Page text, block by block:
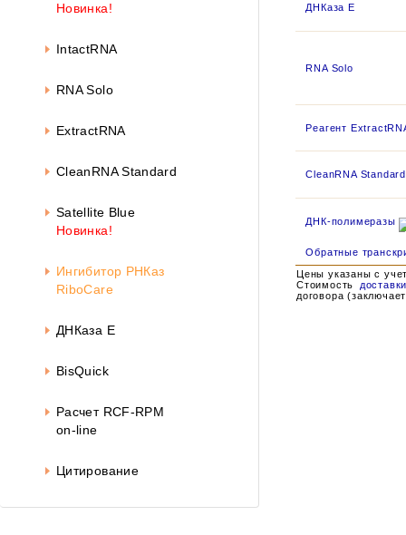
Новинка!
IntactRNA
RNA Solo
ExtractRNA
CleanRNA Standard
Satellite Blue
Новинка!
Ингибитор РНКаз
RiboCare
ДНКаза Е
BisQuick
Расчет RCF-RPM
on-line
Цитирование
Цены указаны с
Стоимость
договора
ДНКаза Е
RNA Solo
Реагент
CleanRNA Standard
ДНК-полимеразы
Обратные